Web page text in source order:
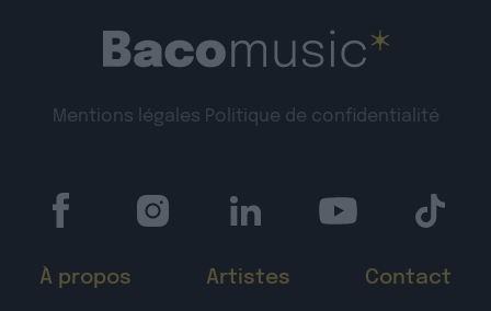
Mentions légales Politique de confidentialité
À propos Artistes Contact